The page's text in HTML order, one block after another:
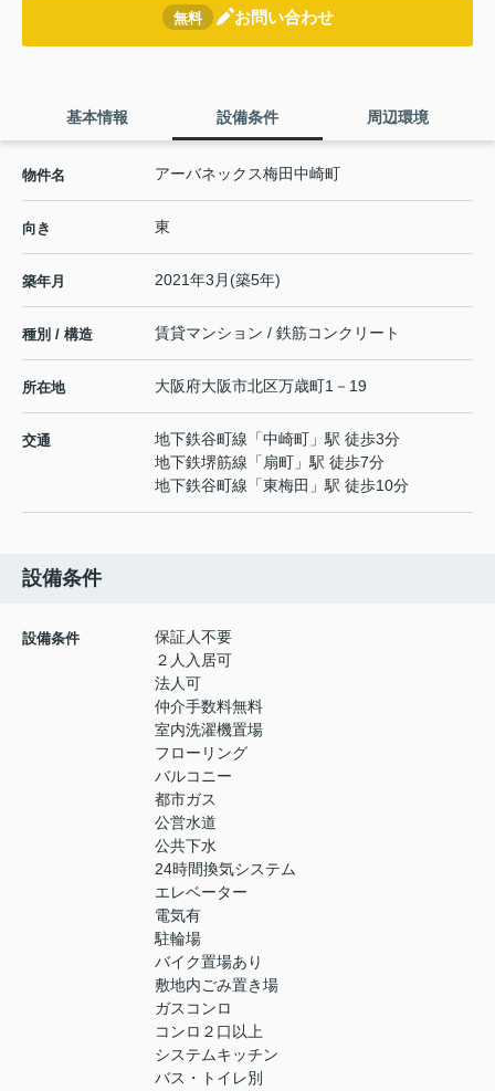
無料 お問い合わせ
基本情報 設備条件 周辺環境
物件名 アーバネックス梅田中崎町
向き 東
築年月 2021年3月(築5年)
種別 / 構造 賃貸マンション / 鉄筋コンクリート
所在地 大阪府大阪市北区万歳町1－19
交通 地下鉄谷町線 「中崎町 」駅 徒歩3分
地下鉄堺筋線 「扇町 」駅 徒歩7分
地下鉄谷町線 「東梅田 」駅 徒歩10分
設備条件
設備条件
保証人不要
２人入居可
法人可
仲介手数料無料
室内洗濯機置場
フローリング
バルコニー
都市ガス
公営水道
公共下水
24時間換気システム
エレベーター
電気有
駐輪場
バイク置場あり
敷地内ごみ置き場
ガスコンロ
コンロ２口以上
システムキッチン
バス・トイレ別